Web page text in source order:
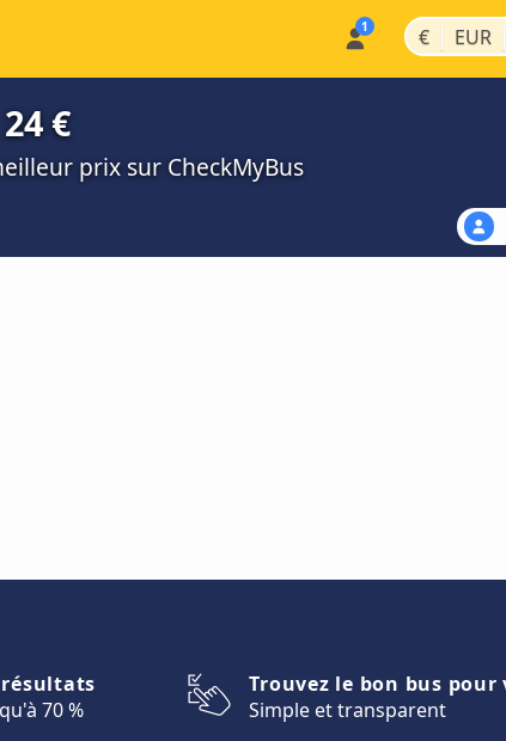
€ | EUR |
€
prix sur CheckMyBus
résultats
70 %
Trouvez le bon bus pour
Simple et transparent